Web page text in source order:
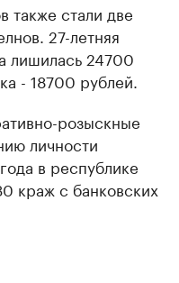
также стали две
27-летняя
лишилась 24700
- 18700 рублей.
розыскные
личности
в республике
краж с банковских